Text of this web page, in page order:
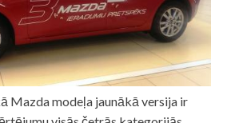
Mazda modeļa jaunākā versija ir